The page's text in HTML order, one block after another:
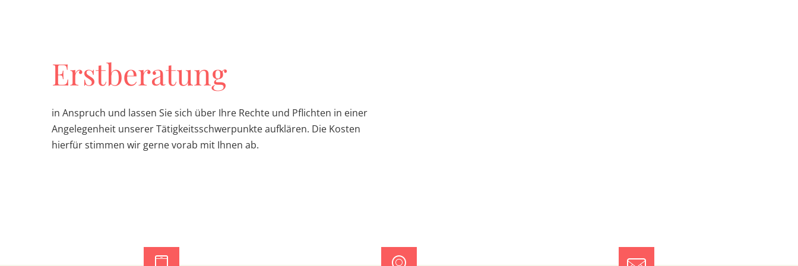
Erstberatung
in Anspruch und lassen Sie sich über Ihre Rechte und Pflichten in einer
Angelegenheit unserer Tätigkeitsschwerpunkte aufklären. Die Kosten
hierfür stimmen wir gerne vorab mit Ihnen ab.